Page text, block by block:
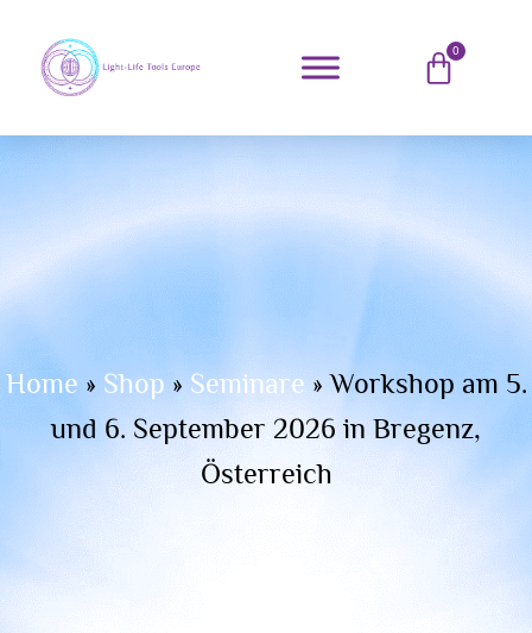
0
Home » Shop » Seminare»Workshop am 5.
und 6. September 2026 in Bregenz,
Österreich